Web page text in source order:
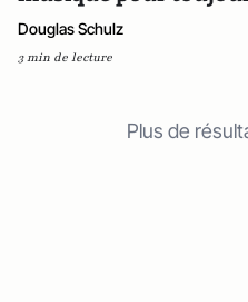
Douglas Schulz
3 min de lecture
Plus de